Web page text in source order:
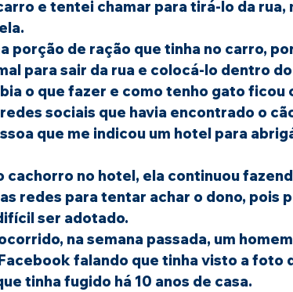
e tentei chamar para tirá-lo da rua,
porção de ração que tinha no carro,
para sair da rua e colocá-lo dentro
o que fazer e como tenho gato ficou
sociais que havia encontrado o
que me indicou um hotel para
cachorro no hotel, ela continuou
redes para tentar achar o dono, pois
ser adotado.
falando que tinha visto a foto
tinha fugido há 10 anos de casa.